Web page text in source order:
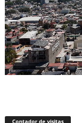
Contador de visitas